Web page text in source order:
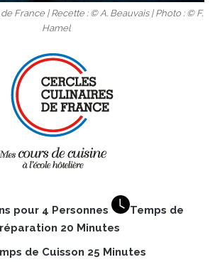
France | Recette : © A. Beauvais | Photo : © F.
Hamel
pour 4 Personnes
Temps de
20 Minutes
de Cuisson 25 Minutes